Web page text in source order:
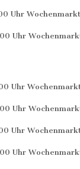
Uhr
Uhr
Uhr
Uhr
Uhr
Uhr